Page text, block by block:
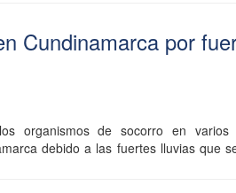
Cundinamarca por
organismos de socorro en varios
debido a las fuertes lluvias que